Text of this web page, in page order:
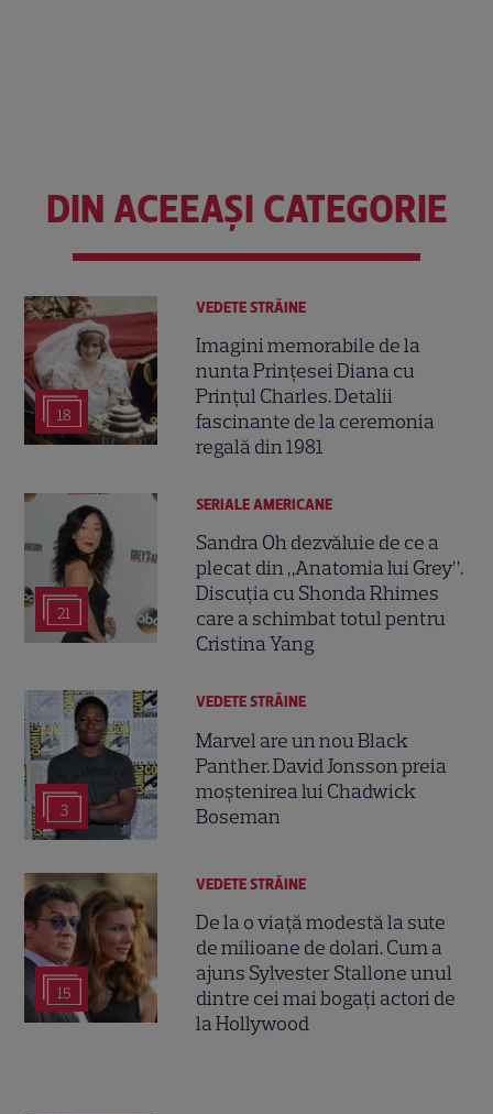
DIN ACEEAȘI CATEGORIE
18
VEDETE STRĂINE
Imagini memorabile de la
nunta Prințesei Diana cu
Prințul Charles. Detalii
fascinante de la ceremonia
regală din 1981
21
SERIALE AMERICANE
Sandra Oh dezvăluie de ce a
plecat din „Anatomia lui Grey”.
Discuția cu Shonda Rhimes
care a schimbat totul pentru
Cristina Yang
3
VEDETE STRĂINE
Marvel are un nou Black
Panther. David Jonsson preia
moștenirea lui Chadwick
Boseman
15
VEDETE STRĂINE
De la o viață modestă la sute
de milioane de dolari. Cum a
ajuns Sylvester Stallone unul
dintre cei mai bogați actori de
la Hollywood